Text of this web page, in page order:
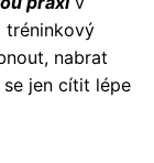
tréninkový
nabrat
jen cítit lépe